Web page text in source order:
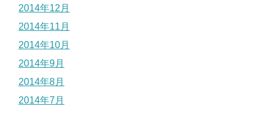
2014年12月
2014年11月
2014年10月
2014年9月
2014年8月
2014年7月